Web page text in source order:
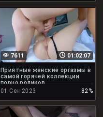
01:02:07
7611
Приятные женские оргазмы в
самой горячей коллекции
порно роликов
01 Сен 2023
82%